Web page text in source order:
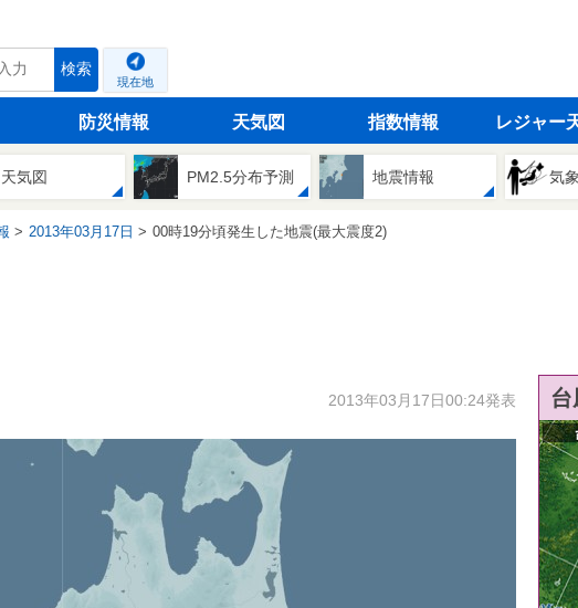
検索
現在地
防災情報 天気図 指数情報 レジャー
天気図 PM2.5分布予測 地震情報 気
2013年03月17日 00時19分頃発生した地震(最大震度2)
2013年03月17日00:24発表